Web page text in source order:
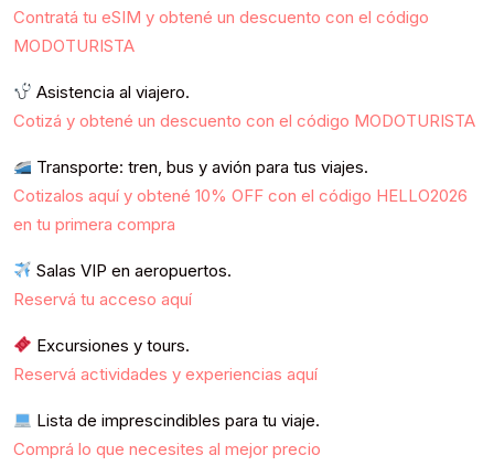
Contratá tu eSIM y obtené un descuento con el código
MODOTURISTA
Asistencia al viajero.
Cotizá y obtené un descuento con el código MODOTURISTA
Transporte: tren, bus y avión para tus viajes.
Cotizalos aquí y obtené 10% OFF con el código HELLO2026
en tu primera compra
Salas VIP en aeropuertos.
Reservá tu acceso aquí
Excursiones y tours.
Reservá actividades y experiencias aquí
Lista de imprescindibles para tu viaje.
Comprá lo que necesites al mejor precio